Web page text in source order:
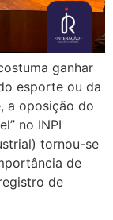
ganhar
esporte ou da
a oposição do
no INPI
tornou-se
de
de